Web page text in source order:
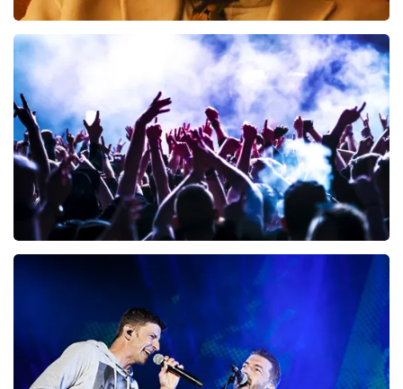
Teddy Swims
BESTEL NU
Megadeth
laatste 30 minuten
BESTEL NU